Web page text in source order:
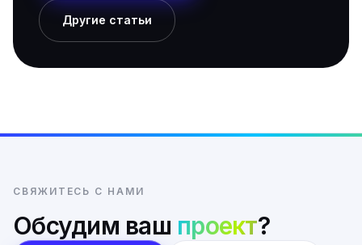
Другие статьи
СВЯЖИТЕСЬ С НАМИ
Обсудим ваш проект?